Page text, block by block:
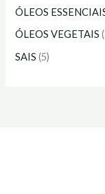
ÓLEOS
ÓLEOS VEGETAIS
SAIS (5)